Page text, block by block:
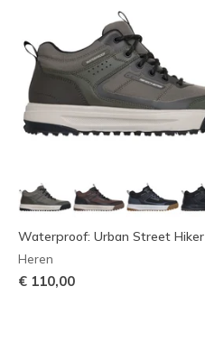
Waterproof: Urban Street Hiker
Heren
€ 110,00